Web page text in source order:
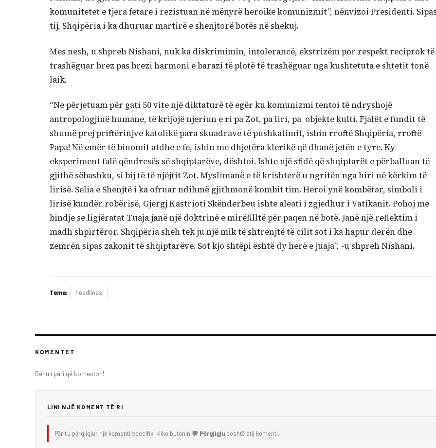
komunitetet e tjera fetare i rezistuan në mënyrë heroike komunizmit”, nënvizoi Presidenti. Sipas
tij, Shqipëria i ka dhuruar martirë e shenjtorë botës në shekuj.
Mes nesh, u shpreh Nishani, nuk ka diskrimimin, intolerancë, ekstrizëm por respekt reciprok të
trashëguar brez pas brezi harmoni e barazi të plotë të trashëguar nga kushtetuta e shtetit tonë
laik.
“Ne përjetuam për gati 50 vite një diktaturë të egër ku komunizmi tentoi të ndryshojë
antropologjinë humane, të krijojë njeriun e ri pa Zot, pa liri, pa objekte kulti. Fjalët e fundit të
shumë prej priftërinjve katolikë para skuadrave të pushkatimit, ishin rroftë Shqipëria, rroftë
Papa! Në emër të binomit atdhe e fe, ishin me dhjetëra klerikë që dhanë jetën e tyre. Ky
eksperiment falë qëndresës së shqiptarëve, dështoi. Ishte një sfidë që shqiptarët e përballuan të
gjithë sëbashku, si bij të të njëjtit Zot. Myslimanë e të krishterë u ngritën nga hiri në kërkim të
lirisë. Selia e Shenjtë i ka ofruar ndihmë gjithmonë kombit tim. Heroi ynë kombëtar, simboli i
lirisë kundër robërisë, Gjergj Kastrioti Skënderbeu ishte aleati i zgjedhur i Vatikanit. Pohoj me
bindje se ligjëratat Tuaja janë një doktrinë e mirëfilltë për paqen në botë. Janë një reflektim i
madh shpirtëror. Shqipëria sheh tek ju një mik të shtrenjtë të cilit sot i ka hapur derën dhe
zemrën sipas zakonit të shqiptarëve. Sot kjo shtëpi është dy herë e juaja”, -u shpreh Nishani.
Tema: headlines
KOMENTET
Bëhu i pari që komenton!
LINI NJË KOMENT TË RI
Për t'u përgjigjur një komenti specifik, kliko butonin 💬 Përgjigju poshtë atij komenti.